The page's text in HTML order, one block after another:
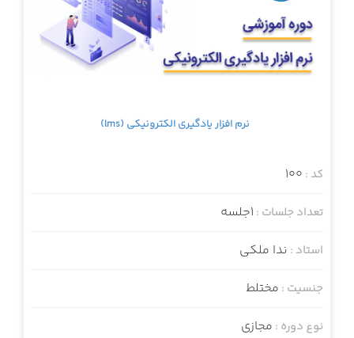
نرم افزار یادگیری الکترونیکی (lms)
کد : 100
تعداد جلسات : 1جلسه
استاد : ندا ملکی
جنسیت : مختلط
نوع دوره : مجازی